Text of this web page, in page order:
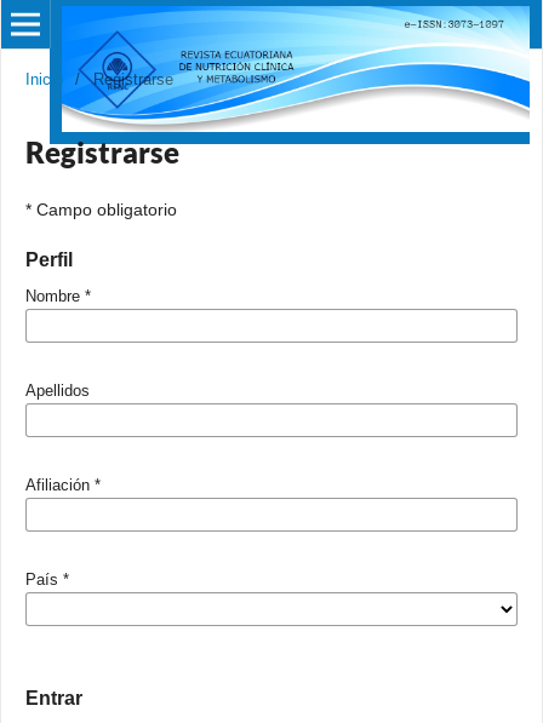
Inicio / Registrarse
Registrarse
* Campo obligatorio
Perfil
Nombre *
Apellidos
Afiliación *
País *
Entrar